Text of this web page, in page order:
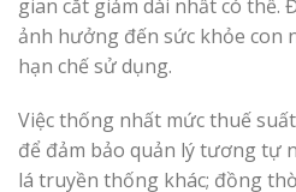
gian cắt giảm dài nhất có thể.
ảnh hưởng đến sức khỏe con
hạn chế sử dụng.
Việc thống nhất mức thuế
để đảm bảo quản lý tương tự
lá truyền thống khác; đồng